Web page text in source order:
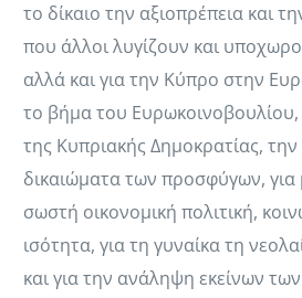
το δίκαιο την αξιοπρέπεια και
που άλλοι λυγίζουν και
αλλά και για την Κύπρο στην
το βήμα του
της Κυπριακής Δημοκρατίας,
δικαιώματα των προσφύγων,
σωστή οικονομική πολιτική,
ισότητα, για τη γυναίκα τη
και για την ανάληψη εκείνων